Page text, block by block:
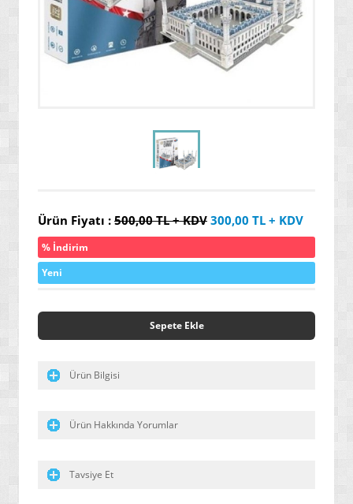
» SEBZE TOHUMLARI
» DEFİNE ARAMA SİSTEMLERİ / DEDEKTÖRLER
» PAKETLEME SİSTEMLERİ / ÜRÜNLERİ
» YALITIM / İZOLASYON ÜRÜNLERİ
» ENDÜSRTİYEL VE HER TÜRLÜ YAPIŞTIRICI ÜRÜNLER
» GENEL AMAÇLI / ENDÜSTRİYEL TEMİZLEYİCİLER
» ÖZEL AMAÇLI / İLERİ TEKNOLOJİ / NANO BOYALAR
» ARAÇ / OTO ÜRÜNLERİ
» YENİ NESİL ELEKTRİK SÜPÜRGELERİ
» SU ARITMA / ÜRETİM / TASARRUF ÜRÜNLERİ
» HAŞERE YOK EDİCİ / KOVUCULAR
» MASAJ YATAKLARI
Ürün Fiyatı : 500,00TL + KDV 300,00 TL + KDV
% İndirim
Yeni
Sepete Ekle
Ürün Bilgisi
Ürün Hakkında Yorumlar
Tavsiye Et